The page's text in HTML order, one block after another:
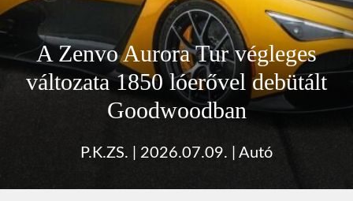
A Zenvo Aurora Tur végleges
változata 1850 lóerővel debütált
Goodwoodban
P.K.ZS. 2026.07.09. Autó